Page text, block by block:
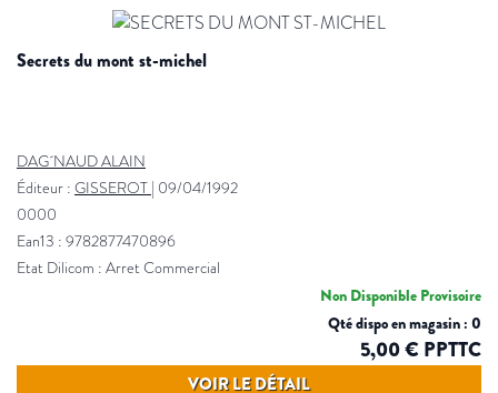
secrets du mont st-michel
DAG´NAUD ALAIN
Éditeur : GISSEROT | 09/04/1992
0000
Ean13 : 9782877470896
Etat Dilicom : Arret Commercial
Non Disponible Provisoire
Qté dispo en magasin : 0
5,00 € PPTTC
VOIR LE DÉTAIL